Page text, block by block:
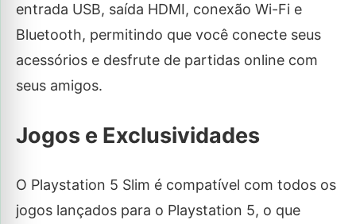
entrada USB, saída HDMI, conexão Wi-Fi e
Bluetooth, permitindo que você conecte seus
acessórios e desfrute de partidas online com
seus amigos.
Jogos e Exclusividades
O Playstation 5 Slim é compatível com todos os
jogos lançados para o Playstation 5, o que